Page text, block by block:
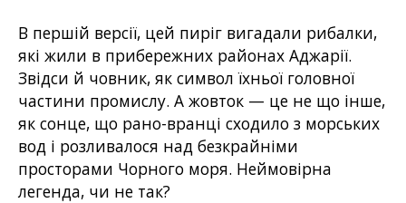
В першій версії, цей пиріг вигадали рибалки,
які жили в прибережних районах Аджарії.
Звідси й човник, як символ їхньої головної
частини промислу. А жовток — це не що інше,
як сонце, що рано-вранці сходило з морських
вод і розливалося над безкрайніми
просторами Чорного моря. Неймовірна
легенда, чи не так?